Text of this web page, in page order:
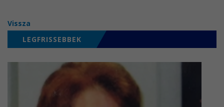
Vissza
LEGFRISSEBBEK